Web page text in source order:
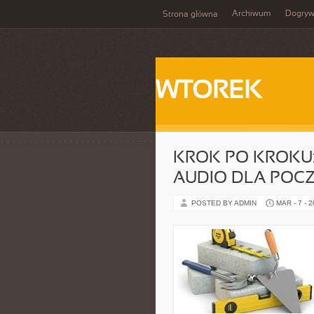
Strona główna Archiwum
WTOREK
KROK PO
AUDIO DLA
POSTED BY ADMIN MAR - 7 -